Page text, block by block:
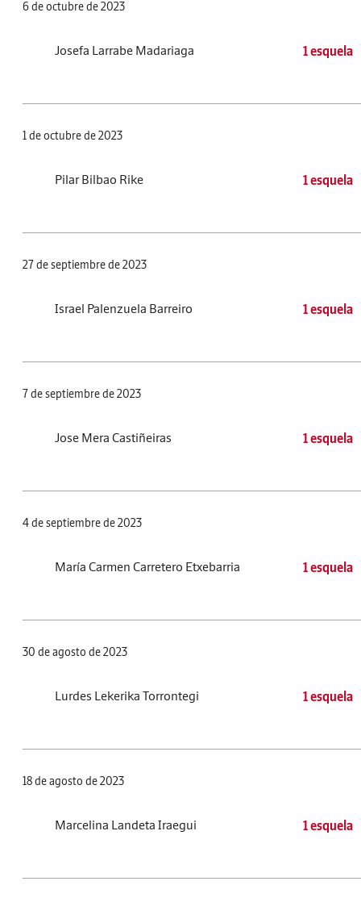
6 de octubre de 2023
Josefa Larrabe Madariaga 1 esquela
1 de octubre de 2023
Pilar Bilbao Rike 1 esquela
27 de septiembre de 2023
Israel Palenzuela Barreiro 1 esquela
7 de septiembre de 2023
Jose Mera Castiñeiras 1 esquela
4 de septiembre de 2023
María Carmen Carretero Etxebarria 1 esquela
30 de agosto de 2023
Lurdes Lekerika Torrontegi 1 esquela
18 de agosto de 2023
Marcelina Landeta Iraegui 1 esquela